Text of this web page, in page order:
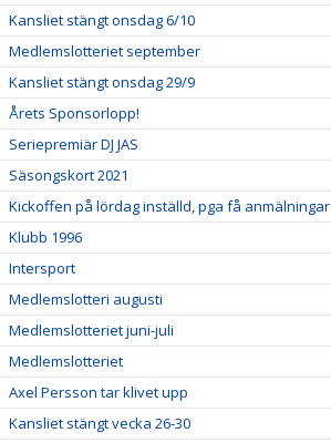
Kansliet stängt onsdag 6/10
Medlemslotteriet september
Kansliet stängt onsdag 29/9
Årets Sponsorlopp!
Seriepremiär DJ JAS
Säsongskort 2021
Kickoffen på lördag inställd, pga få anmälningar
Klubb 1996
Intersport
Medlemslotteri augusti
Medlemslotteriet juni-juli
Medlemslotteriet
Axel Persson tar klivet upp
Kansliet stängt vecka 26-30